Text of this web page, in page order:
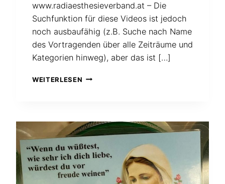
www.radiaesthesieverband.at – Die
Suchfunktion für diese Videos ist jedoch
noch ausbaufähig (z.B. Suche nach Name
des Vortragenden über alle Zeiträume und
Kategorien hinweg), aber das ist […]
WEITERLESEN ALLE
AB
SOFORT
KOSTENLOS
VERFÜGBAR